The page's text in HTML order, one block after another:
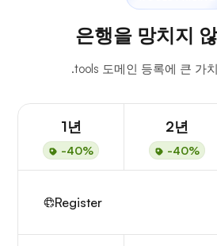
은행을 망치지
.tools 도메인 등록에 큰 가
1년
-40%
2년
-40%
Register